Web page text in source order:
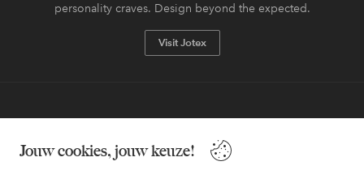
Jouw cookies, jouw keuze!
personality craves. Design beyond the expected.
Visit Jotex
Wil je meer weten over
onze betaalopties